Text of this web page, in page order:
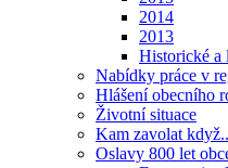
2014
2013
Historické a
Nabídky práce v
Hlášení obecního
Životní situace
Kam zavolat
Oslavy 800 let